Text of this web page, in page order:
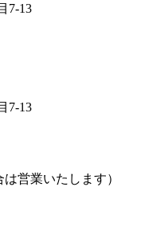
7-13
7-13
営業いたします）